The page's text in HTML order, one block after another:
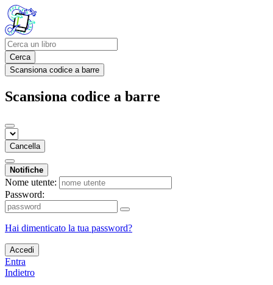
Cerca
Scansiona codice a barre
Scansiona codice a barre
Cancella
Notifiche
Nome utente:
Password:
Hai dimenticato la tua password?
Accedi
Entra
Indietro